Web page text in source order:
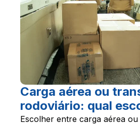
Carga aérea ou
rodoviário: qual
Escolher entre carga aérea